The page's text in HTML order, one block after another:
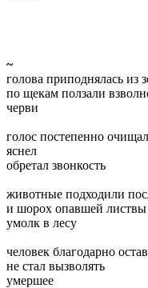
~
голова приподнялась из
по щекам ползали
черви
голос постепенно
яснел
обретал звонкость
животные подходили
и шорох опавшей листвы
умолк в лесу
человек благодарно
не стал вызволять
умершее